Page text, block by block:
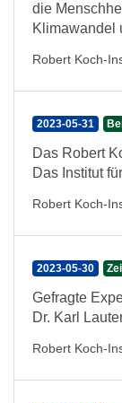
die
Klimawandel
Robert Koch-
2023-05-31
Das Robert
Das Institut
Robert Koch-
2023-05-30
Gefragte
Dr. Karl
Robert Koch-